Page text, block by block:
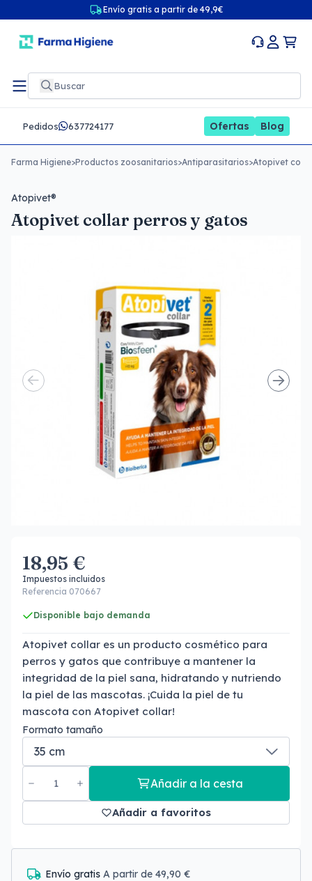
Envío gratis a partir de 49,9€
Pedidos 637724177 Ofertas Blog
Farma Higiene>Productos zoosanitarios>Antiparasitarios>Atopivet
Atopivet®
Atopivet collar perros y gatos
18,95 €
Impuestos incluidos
Referencia 070667
Disponible bajo demanda
Atopivet collar es un producto cosmético para
perros y gatos que contribuye a mantener la
integridad de la piel sana, hidratando y nutriendo
la piel de las mascotas. ¡Cuida la piel de tu
mascota con Atopivet collar!
Formato tamaño
Añadir a la cesta
Añadir a favoritos
Envío gratis A partir de 49,90 €